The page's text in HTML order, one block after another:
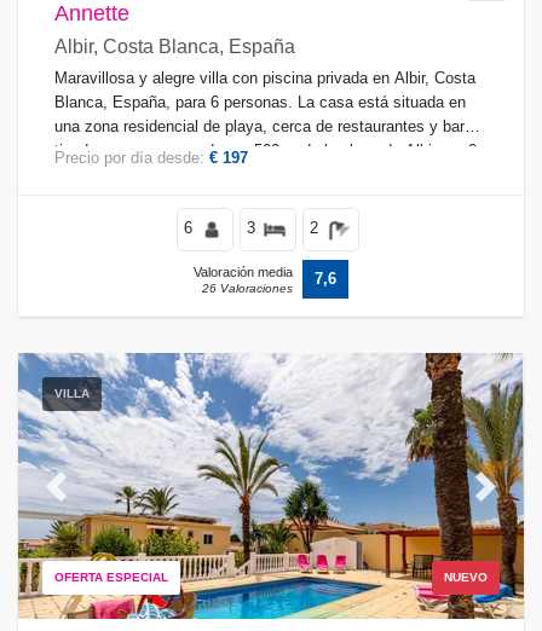
Annette
Albir, Costa Blanca, España
Maravillosa y alegre villa con piscina privada en Albir, Costa
Blanca, España, para 6 personas. La casa está situada en
una zona residencial de playa, cerca de restaurantes y bares,
tiendas y supermercados, a 500 m de la playa de Albir y a 0.
Precio por día desde: € 197
6 3 2
Valoración media
26 Valoraciones
7,6
VILLA
NUEVO
OFERTA ESPECIAL
Previous Next